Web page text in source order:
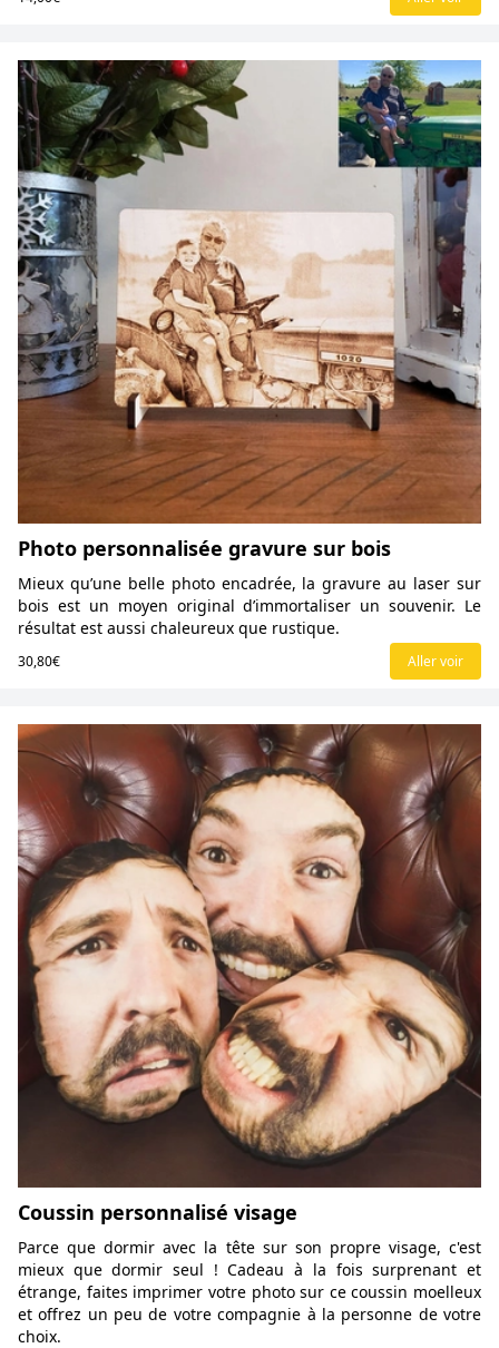
Photo personnalisée gravure sur bois
Mieux qu’une belle photo encadrée, la gravure au laser sur
bois est un moyen original d’immortaliser un souvenir. Le
résultat est aussi chaleureux que rustique.
30,80€ Aller voir
Coussin personnalisé visage
Parce que dormir avec la tête sur son propre visage, c'est
mieux que dormir seul ! Cadeau à la fois surprenant et
étrange, faites imprimer votre photo sur ce coussin moelleux
et offrez un peu de votre compagnie à la personne de votre
choix.